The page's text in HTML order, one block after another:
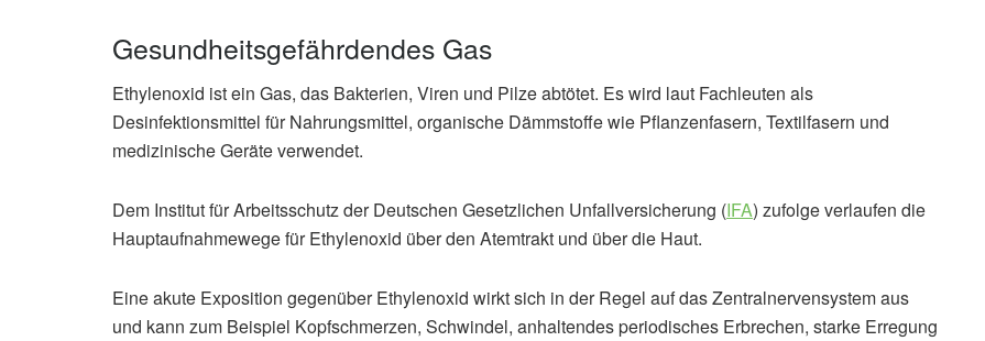
Gesundheitsgefährdendes Gas
Ethylenoxid ist ein Gas, das Bakterien, Viren und Pilze abtötet. Es wird laut Fachleuten als
Desinfektionsmittel für Nahrungsmittel, organische Dämmstoffe wie Pflanzenfasern, Textilfasern und
medizinische Geräte verwendet.
Dem Institut für Arbeitsschutz der Deutschen Gesetzlichen Unfallversicherung (IFA) zufolge verlaufen die
Hauptaufnahmewege für Ethylenoxid über den Atemtrakt und über die Haut.
Eine akute Exposition gegenüber Ethylenoxid wirkt sich in der Regel auf das Zentralnervensystem aus
und kann zum Beispiel Kopfschmerzen, Schwindel, anhaltendes periodisches Erbrechen, starke Erregung